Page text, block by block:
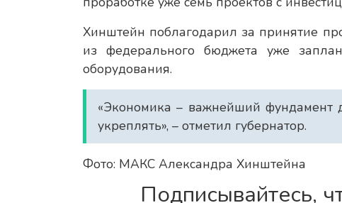
Хинштейн поблагодарил за принятие
из федерального бюджета уже
оборудования.
«Экономика – важнейший фундамент
укреплять», – отметил губернатор.
Фото: МАКС Александра Хинштейна
Подписывайтесь,